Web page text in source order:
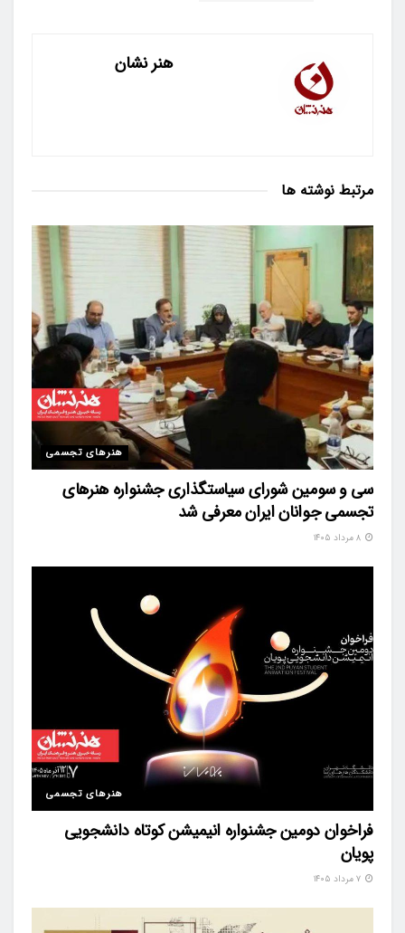
هنر نشان
مرتبط نوشته ها
هنرهای تجسمی
سی و سومین شورای سیاستگذاری جشنواره هنرهای
تجسمی جوانان ایران معرفی شد
هنرهای تجسمی
فراخوان دومین جشنواره انیمیشن کوتاه دانشجویی
پویان